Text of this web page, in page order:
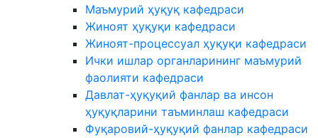
Маъмурий ҳуқуқ кафедраси
Жиноят ҳуқуқи кафедраси
Жиноят-процессуал ҳуқуқи кафедраси
Ички ишлар органларининг маъмурий
фаолияти кафедраси
Давлат-ҳуқуқий фанлар ва инсон
ҳуқуқларини таъминлаш кафедраси
Фуқаровий-ҳуқуқий фанлар кафедраси